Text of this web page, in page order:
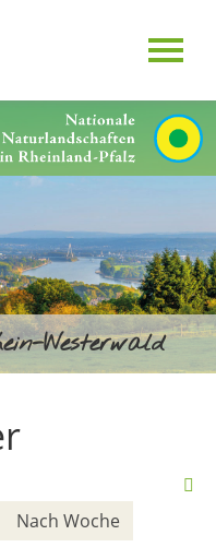
Westerwald
Nach Woche